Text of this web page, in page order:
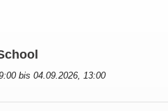
bis 04.09.2026, 13:00